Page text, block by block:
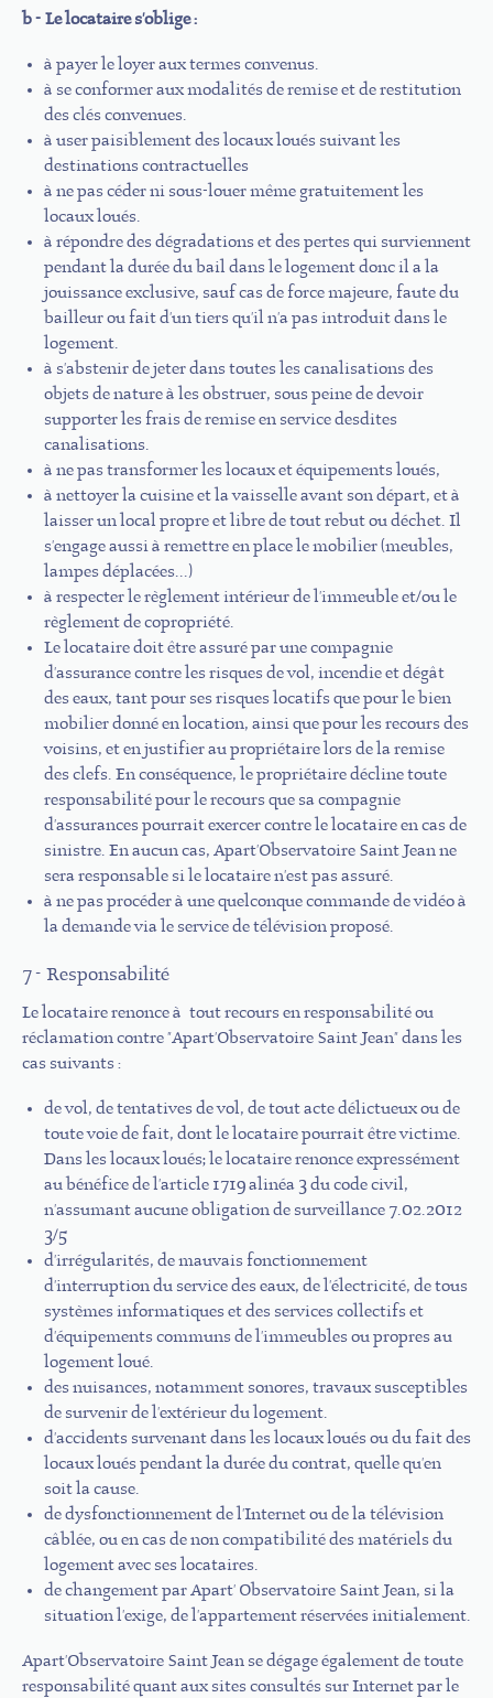
b - Le locataire s'oblige :
à payer le loyer aux termes convenus.
à se conformer aux modalités de remise et de restitution
des clés convenues.
à user paisiblement des locaux loués suivant les
destinations contractuelles
à ne pas céder ni sous-louer même gratuitement les
locaux loués.
à répondre des dégradations et des pertes qui surviennent
pendant la durée du bail dans le logement donc il a la
jouissance exclusive, sauf cas de force majeure, faute du
bailleur ou fait d'un tiers qu'il n'a pas introduit dans le
logement.
à s'abstenir de jeter dans toutes les canalisations des
objets de nature à les obstruer, sous peine de devoir
supporter les frais de remise en service desdites
canalisations.
à ne pas transformer les locaux et équipements loués,
à nettoyer la cuisine et la vaisselle avant son départ, et à
laisser un local propre et libre de tout rebut ou déchet. Il
s'engage aussi à remettre en place le mobilier (meubles,
lampes déplacées...)
à respecter le règlement intérieur de l'immeuble et/ou le
règlement de copropriété.
Le locataire doit être assuré par une compagnie
d'assurance contre les risques de vol, incendie et dégât
des eaux, tant pour ses risques locatifs que pour le bien
mobilier donné en location, ainsi que pour les recours des
voisins, et en justifier au propriétaire lors de la remise
des clefs. En conséquence, le propriétaire décline toute
responsabilité pour le recours que sa compagnie
d'assurances pourrait exercer contre le locataire en cas de
sinistre. En aucun cas, Apart'Observatoire Saint Jean ne
sera responsable si le locataire n'est pas assuré.
à ne pas procéder à une quelconque commande de vidéo à
la demande via le service de télévision proposé.
7 - Responsabilité
Le locataire renonce à tout recours en responsabilité ou
réclamation contre "Apart'Observatoire Saint Jean" dans les
cas suivants :
de vol, de tentatives de vol, de tout acte délictueux ou de
toute voie de fait, dont le locataire pourrait être victime.
Dans les locaux loués; le locataire renonce expressément
au bénéfice de l'article 1719 alinéa 3 du code civil,
n'assumant aucune obligation de surveillance 7.02.2012
3/5
d'irrégularités, de mauvais fonctionnement
d'interruption du service des eaux, de l'électricité, de tous
systèmes informatiques et des services collectifs et
d'équipements communs de l'immeubles ou propres au
logement loué.
des nuisances, notamment sonores, travaux susceptibles
de survenir de l'extérieur du logement.
d'accidents survenant dans les locaux loués ou du fait des
locaux loués pendant la durée du contrat, quelle qu'en
soit la cause.
de dysfonctionnement de l'Internet ou de la télévision
câblée, ou en cas de non compatibilité des matériels du
logement avec ses locataires.
de changement par Apart' Observatoire Saint Jean, si la
situation l'exige, de l'appartement réservées initialement.
Apart'Observatoire Saint Jean se dégage également de toute
responsabilité quant aux sites consultés sur Internet par le